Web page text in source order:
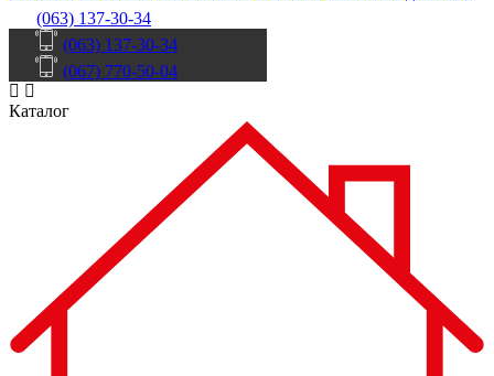
(063) 137-30-34
(063) 137-30-34
(067) 770-50-04
Каталог